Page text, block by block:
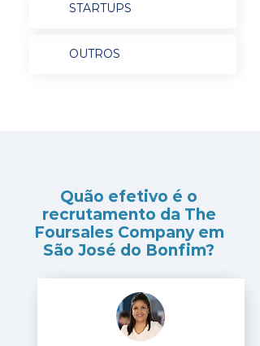
STARTUPS
OUTROS
Quão efetivo é o
recrutamento da The
Foursales Company em
São José do Bonfim?